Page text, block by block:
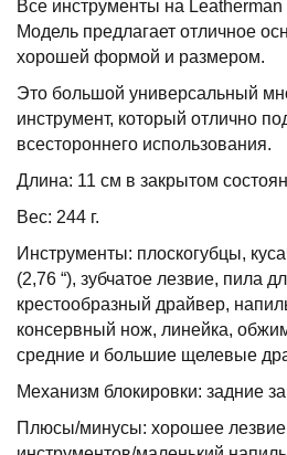
Все инструменты на
Модель предлагает отличное
хорошей формой и размером.
Это большой универсальный
инструмент, который отлично
всестороннего использования.
Длина: 11 см в закрытом
Вес: 244 г.
Инструменты: плоскогубцы,
(2,76 “), зубчатое лезвие, пила
крестообразный драйвер,
консервный нож, линейка,
средние и большие щелевые
Механизм блокировки: задние
Плюсы/минусы: хорошее